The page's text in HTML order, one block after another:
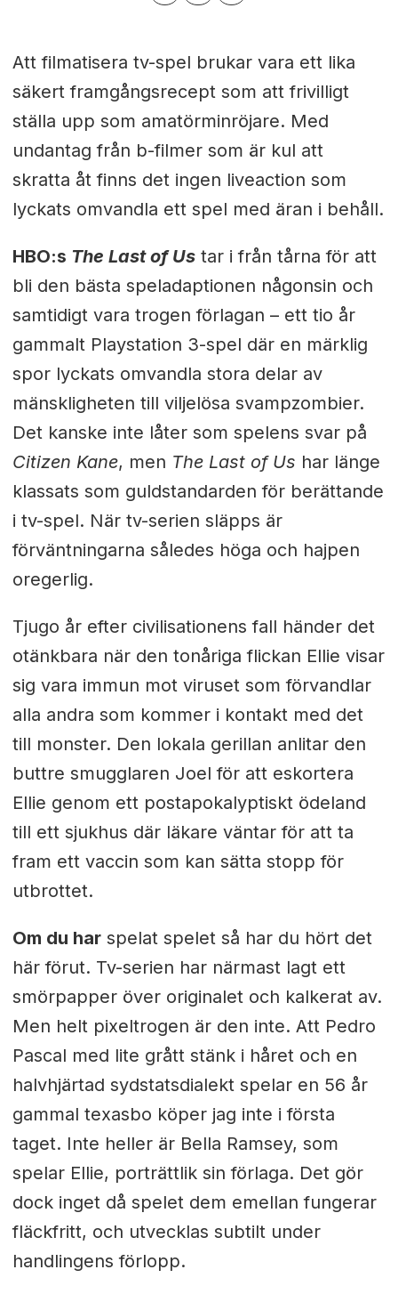
Att filmatisera tv-spel brukar vara ett lika
säkert framgångsrecept som att frivilligt
ställa upp som amatörminröjare. Med
undantag från b-filmer som är kul att
skratta åt finns det ingen liveaction som
lyckats omvandla ett spel med äran i behåll.
HBO:s The Last of Ustar i från tårna för att
bli den bästa speladaptionen någonsin och
samtidigt vara trogen förlagan – ett tio år
gammalt Playstation 3-spel där en märklig
spor lyckats omvandla stora delar av
mänskligheten till viljelösa svampzombier.
Det kanske inte låter som spelens svar på
Citizen Kane, men The Last of Us har länge
klassats som guldstandarden för berättande
i tv-spel. När tv-serien släpps är
förväntningarna således höga och hajpen
oregerlig.
Tjugo år efter civilisationens fall händer det
otänkbara när den tonåriga flickan Ellie visar
sig vara immun mot viruset som förvandlar
alla andra som kommer i kontakt med det
till monster. Den lokala gerillan anlitar den
buttre smugglaren Joel för att eskortera
Ellie genom ett postapokalyptiskt ödeland
till ett sjukhus där läkare väntar för att ta
fram ett vaccin som kan sätta stopp för
utbrottet.
Om du harspelat spelet så har du hört det
här förut. Tv-serien har närmast lagt ett
smörpapper över originalet och kalkerat av.
Men helt pixeltrogen är den inte. Att Pedro
Pascal med lite grått stänk i håret och en
halvhjärtad sydstatsdialekt spelar en 56 år
gammal texasbo köper jag inte i första
taget. Inte heller är Bella Ramsey, som
spelar Ellie, porträttlik sin förlaga. Det gör
dock inget då spelet dem emellan fungerar
fläckfritt, och utvecklas subtilt under
handlingens förlopp.